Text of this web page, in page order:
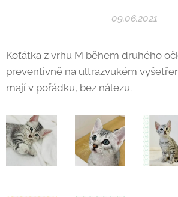
09.06.2021
Koťátka z vrhu M během druhého
preventivně na ultrazvukém
mají v pořádku, bez nálezu.